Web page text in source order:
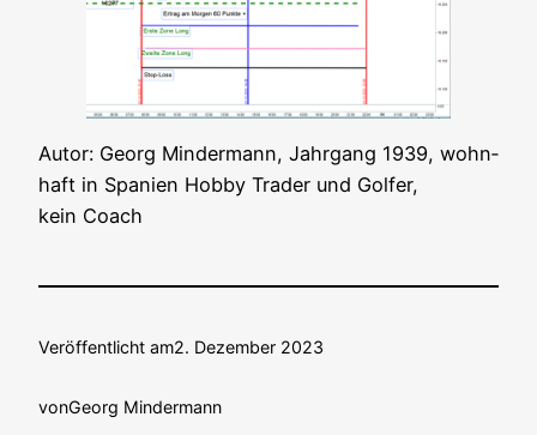
Autor: Georg Min­der­mann, Jahr­gang 1939, wohn­
haft in Spa­ni­en Hob­by Trader und Gol­fer,
kein Coach
Veröffentlicht am2. Dezember 2023
vonGeorg Mindermann